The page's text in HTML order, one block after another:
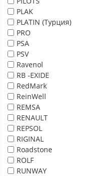
PLAK
PLATIN (Турция)
PRO
PSA
PSV
Ravenol
RB -EXIDE
RedMark
ReinWell
REMSA
RENAULT
REPSOL
RIGINAL
Roadstone
ROLF
RUNWAY